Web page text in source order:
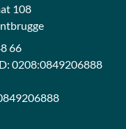
108
66
0208:0849206888